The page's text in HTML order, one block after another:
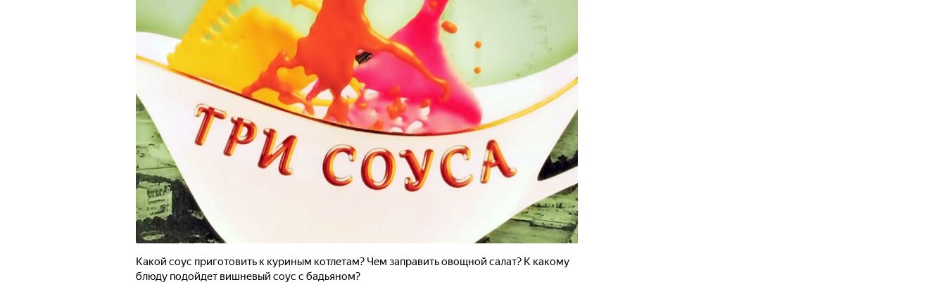
Какой соус приготовить к куриным котлетам? Чем заправить овощной салат? К какому
блюду подойдет вишневый соус с бадьяном?